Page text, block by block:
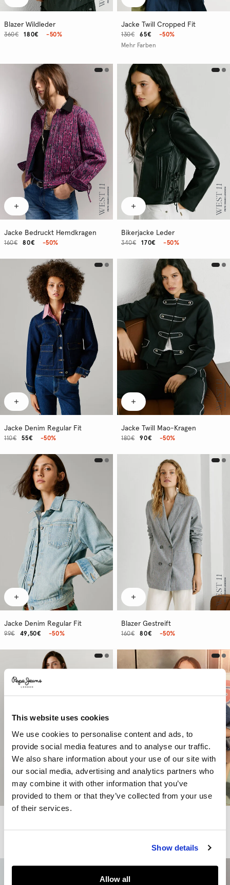
This website uses cookies
We use cookies to personalise content and ads, to
provide social media features and to analyse our traffic.
We also share information about your use of our site with
our social media, advertising and analytics partners who
may combine it with other information that you’ve
provided to them or that they’ve collected from your use
of their services.
Show details
Allow all
Blazer Wildleder
180€
360€ -50%
Jacke Twill Cropped Fit
65€
130€
-50%
Mehr Farben
Jacke Bedruckt Hemdkragen
80€
160€ -50%
Bikerjacke Leder
170€
340€ -50%
Jacke Denim Regular Fit
55€
110€ -50%
Jacke Twill Mao-Kragen
90€
180€ -50%
Jacke Denim Regular Fit
49,50€
99€ -50%
Blazer Gestreift
80€
160€ -50%